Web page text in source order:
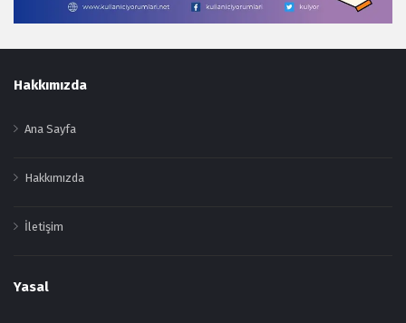
Footer
Hakkımızda
Ana Sayfa
Hakkımızda
İletişim
Yasal